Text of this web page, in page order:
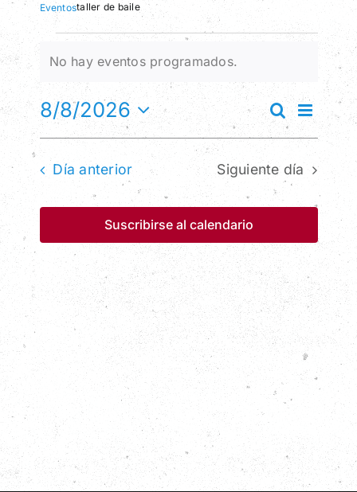
Contacto
Eventostaller de baile
Eventos
en
8
Ago,
2026
Aviso
No hay eventos programados.
de
y
de
Buscar
de
de
Día
8/8/2026
Selecciona
la
fecha.
Día anterior Siguiente día
Suscribirse al calendario